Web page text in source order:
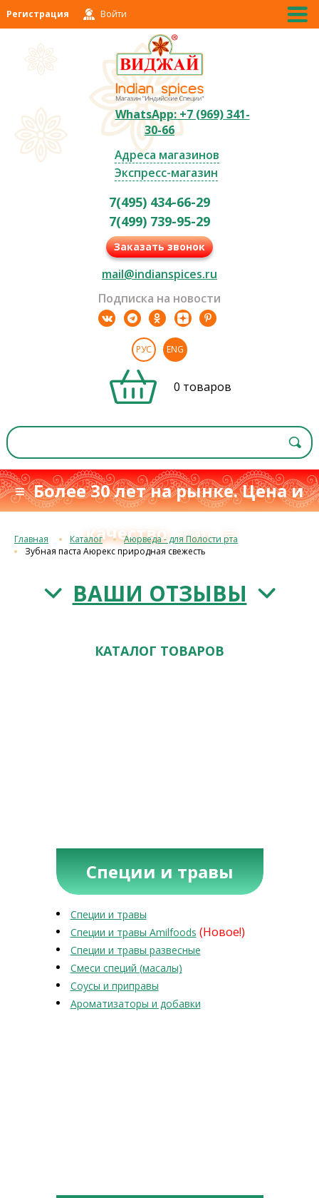
Регистрация Войти
WhatsApp: +7 (969) 341-
30-66
Адреса магазинов
Экспресс-магазин
7(495) 434-66-29
7(499) 739-95-29
Заказать звонок
mail@indianspices.ru
Подписка на новости
РУС ENG
0 товаров
≡ Более 30 лет на рынке. Цена и
качествос 1993 г.≡
Главная Каталог
Аюрведа - для Полости рта
Зубная паста Аюрекс природная свежесть
ВАШИ ОТЗЫВЫ
КАТАЛОГ ТОВАРОВ
Специи и травы
Специи и травы
Специи и травы Amilfoods (Новое!)
Специи и травы развесные
Смеси специй (масалы)
Соусы и приправы
Ароматизаторы и добавки